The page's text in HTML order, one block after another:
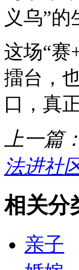
义乌”的
这场“赛
擂台，
口，真
上一篇：
法进社
相关分
亲子